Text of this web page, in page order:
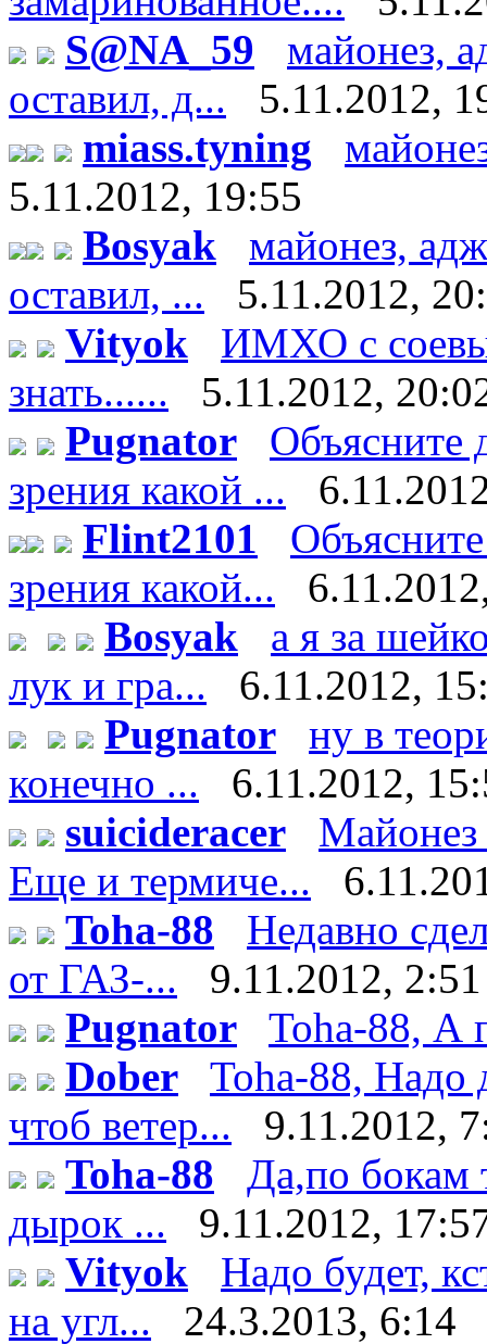
S@NA_59
майонез,
оставил, д...
5.11.2012,
miass.tyning
5.11.2012, 19:55
Bosyak
майонез,
оставил, ...
5.11.2012,
Vityok
ИМХО с
знать......
5.11.2012,
Pugnator
Объясните
зрения какой ...
Flint2101
зрения какой...
Bosyak
а я за
лук и гра...
6.11.2012,
Pugnator
ну в
конечно ...
6.11.2012,
suicideracer
Майонез
Еще и термиче...
Toha-88
Недавно
от ГАЗ-...
9.11.2012, 2:51
Pugnator
Toha-88, А
Dober
Toha-88, Надо
чтоб ветер...
9.11.2012,
Toha-88
Да,по бокам
дырок ...
9.11.2012,
Vityok
Надо будет,
на угл...
24.3.2013, 6:14